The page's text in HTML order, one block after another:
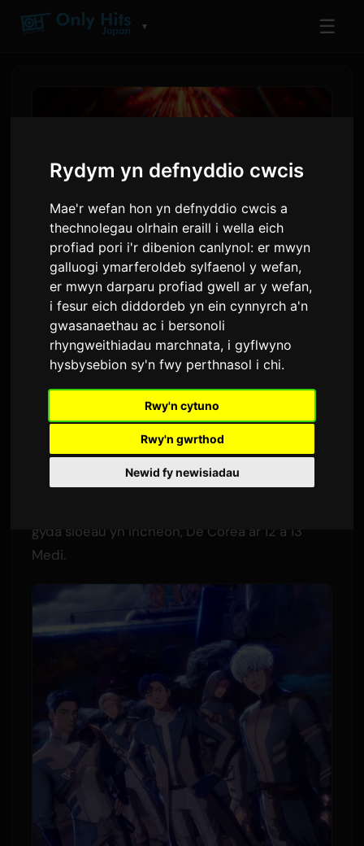
Rydym yn defnyddio cwcis
Mae'r wefan hon yn defnyddio cwcis a
thechnolegau olrhain eraill i wella eich
profiad pori i'r dibenion canlynol:er mwyn
galluogi ymarferoldeb sylfaenol y wefan,
er mwyn darparu profiad gwell ar y wefan,
i fesur eich diddordeb yn ein cynnyrch a'n
gwasanaethau ac i bersonoli
rhyngweithiadau marchnata, i gyflwyno
hysbysebion sy'n fwy perthnasol i chi.
Rwy'n cytuno
Rwy'n gwrthod
Newid fy newisiadau
▼ ☰
PLAVE yn Cyhoeddi Taith
Byd Gyntaf 'KEEP IT MANIC'
ar gyfer 2026
Cyfieithwyd o Saesneg
2,886 golygfeydd
Bydd y grŵp K-pop rhithiolPLAVEyn lansio eu
taith fyd gyntaf ym mis Medi 2026. Mae 'Taith
gyda sioeau yn Incheon, De Corea ar 12 a 13
Medi.